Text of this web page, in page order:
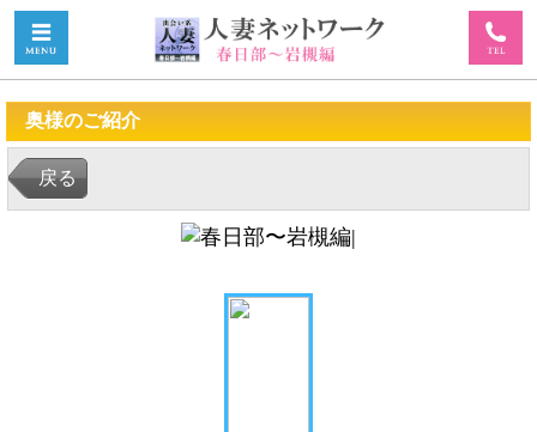
奥様のご紹介
戻る